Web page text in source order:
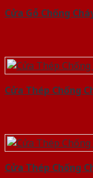
Cửa Gỗ Chống
Cửa Thép Chống
Cửa Thép Chống